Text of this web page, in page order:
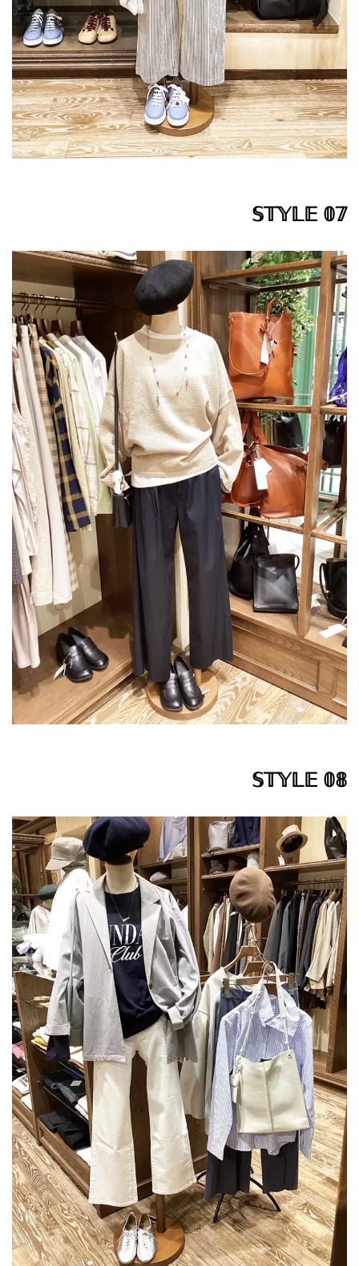
𝕊𝕋𝕐𝕃𝔼 𝟘𝟟
𝕊𝕋𝕐𝕃𝔼 𝟘𝟠